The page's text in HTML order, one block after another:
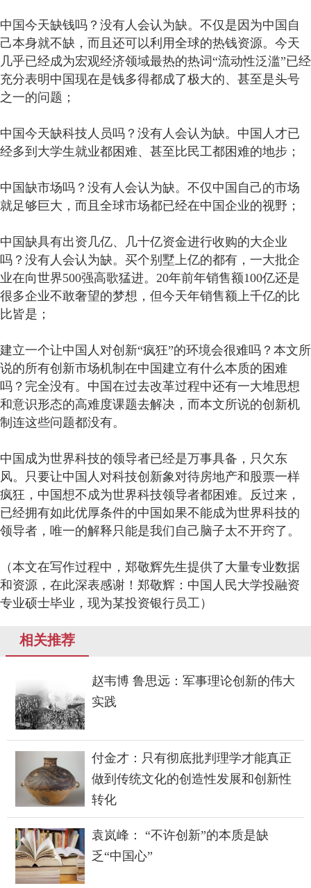
中国今天缺钱吗？没有人会认为缺。不仅是因为中国自
己本身就不缺，而且还可以利用全球的热钱资源。今天
几乎已经成为宏观经济领域最热的热词“流动性泛滥”已经
充分表明中国现在是钱多得都成了极大的、甚至是头号
之一的问题；
中国今天缺科技人员吗？没有人会认为缺。中国人才已
经多到大学生就业都困难、甚至比民工都困难的地步；
中国缺市场吗？没有人会认为缺。不仅中国自己的市场
就足够巨大，而且全球市场都已经在中国企业的视野；
中国缺具有出资几亿、几十亿资金进行收购的大企业
吗？没有人会认为缺。买个别墅上亿的都有，一大批企
业在向世界500强高歌猛进。20年前年销售额100亿还是
很多企业不敢奢望的梦想，但今天年销售额上千亿的比
比皆是；
建立一个让中国人对创新“疯狂”的环境会很难吗？本文所
说的所有创新市场机制在中国建立有什么本质的困难
吗？完全没有。中国在过去改革过程中还有一大堆思想
和意识形态的高难度课题去解决，而本文所说的创新机
制连这些问题都没有。
中国成为世界科技的领导者已经是万事具备，只欠东
风。只要让中国人对科技创新象对待房地产和股票一样
疯狂，中国想不成为世界科技领导者都困难。反过来，
已经拥有如此优厚条件的中国如果不能成为世界科技的
领导者，唯一的解释只能是我们自己脑子太不开窍了。
（本文在写作过程中，郑敬辉先生提供了大量专业数据
和资源，在此深表感谢！郑敬辉：中国人民大学投融资
专业硕士毕业，现为某投资银行员工）
相关推荐
赵韦博 鲁思远：军事理论创新的伟大
实践
付金才：只有彻底批判理学才能真正
做到传统文化的创造性发展和创新性
转化
袁岚峰： “不许创新”的本质是缺
乏“中国心”